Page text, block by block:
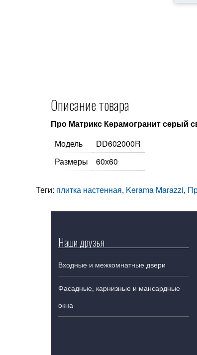
Описание товара
Про Матрикс Керамогранит серый
Модель
DD602000R
Размеры
60х60
Теги: плитка настенная, Kerama Marazzi,
Наши друзья
Входные и межкомнатные двери
Фасадные, карнизные и мансардные
окна